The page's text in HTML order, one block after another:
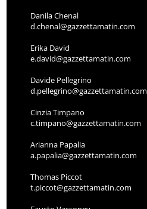
Danila Chenal
d.chenal@gazzettamatin.com
Erika David
e.david@gazzettamatin.com
Davide Pellegrino
d.pellegrino@gazzettamatin.com
Cinzia Timpano
c.timpano@gazzettamatin.com
Arianna Papalia
a.papalia@gazzettamatin.com
Thomas Piccot
t.piccot@gazzettamatin.com